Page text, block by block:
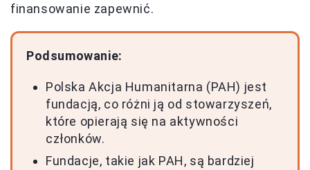
finansowanie zapewnić.
Podsumowanie:
Polska Akcja Humanitarna (PAH) jest
fundacją, co różni ją od stowarzyszeń,
które opierają się na aktywności
członków.
Fundacje, takie jak PAH, są bardziej